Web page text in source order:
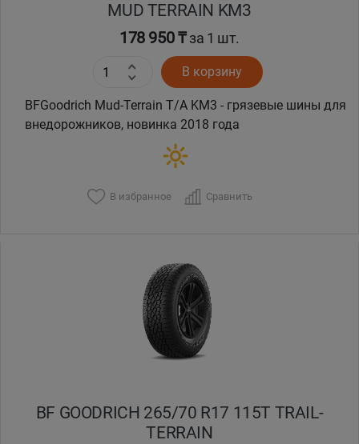
MUD TERRAIN KM3
178 950 ₸за 1 шт.
В корзину
BFGoodrich Mud-Terrain T/A KM3 - грязевые шины для
внедорожников, новинка 2018 года
В избранное Сравнить
BF GOODRICH 265/70 R17 115T TRAIL-
TERRAIN